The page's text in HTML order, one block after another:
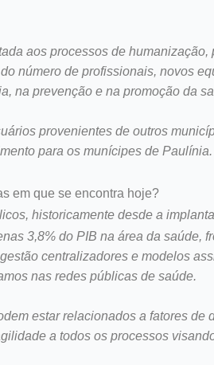
aos processos de humanização,
número de profissionais, novos
na prevenção e na promoção da
provenientes de outros
para os munícipes de Paulínia.
em que se encontra hoje?
historicamente desde a
3,8% do PIB na área da saúde,
centralizadores e modelos
nas redes públicas de saúde.
estar relacionados a fatores de
a todos os processos